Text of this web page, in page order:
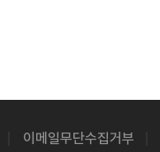
이메일무단수집거부